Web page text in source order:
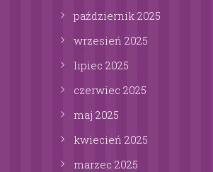
październik 2025
wrzesień 2025
lipiec 2025
czerwiec 2025
maj 2025
kwiecień 2025
marzec 2025